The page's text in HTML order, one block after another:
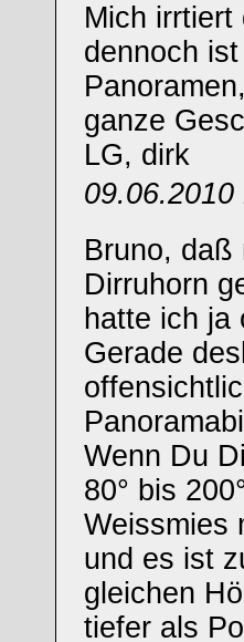
Mich
dennoch
ganze
LG, dirk
09.06.2010
Bruno, daß
Dirruhorn
hatte ich ja
Gerade
Wenn Du
80° bis
Weissmies
und es ist
gleichen
tiefer als